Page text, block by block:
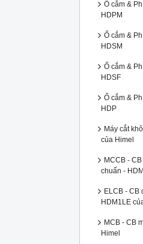
Ổ cắm &
HDPM
Ổ cắm &
HDSM
Ổ cắm &
HDSF
Ổ cắm &
HDP
Máy cắt
của Himel
MCCB -
chuẩn -
ELCB - CB
HDM1LE
MCB - CB
Himel